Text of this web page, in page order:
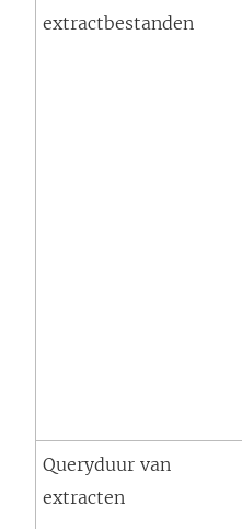
extractbestanden
Queryduur van
extracten